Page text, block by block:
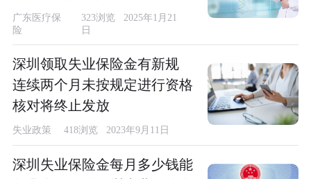
广东医疗保
险
323浏览 2025年1月21
日
深圳领取失业保险金有新规
连续两个月未按规定进行资格
核对将终止发放
失业政策 418浏览 2023年9月11日
深圳失业保险金每月多少钱能